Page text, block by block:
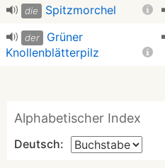
die Spitzmorchel
der
Grüner
Knollenblätterpilz
Alphabetischer Index
Deutsch: